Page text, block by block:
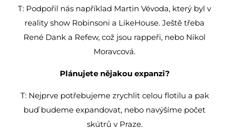
T: Podpořil nás například Martin Vévoda, který byl v
reality show Robinsoni a LikeHouse. Ještě třeba
René Dank a Refew, což jsou rappeři, nebo Nikol
Moravcová.
Plánujete nějakou expanzi?
T: Nejprve potřebujeme zrychlit celou flotilu a pak
buď budeme expandovat, nebo navýšíme počet
skútrů v Praze.